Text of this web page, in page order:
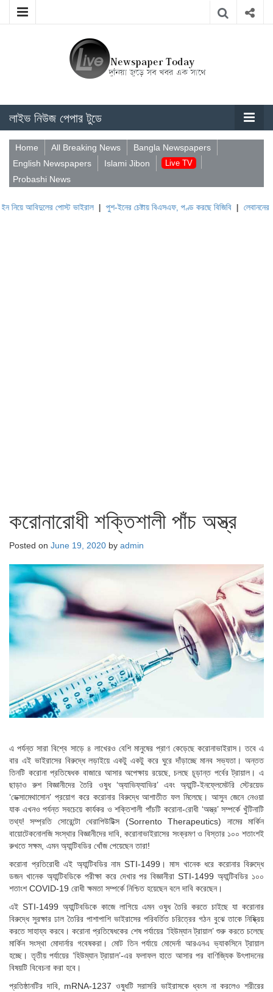
লাইভ নিউজ পেপার টুডে
Home All Breaking News
Bangla Newspapers
English Newspapers
Islami Jibon Live TV
Probashi News
পোস্ট ভাইরাল|পুশ-ইনের চেষ্টায় বিএসএফ, পণ্ড করছে বিজিবি|লেবাননের ঐতিহাসিক
করোনারোধী শক্তিশালী পাঁচ অস্ত্র
Posted on June 19, 2020 by admin
এ পর্যন্ত সারা বিশ্বে সাড়ে ৪ লাখেরও বেশি মানুষের প্রাণ কেড়েছে করোনাভাইরাস। তবে এ
বার এই ভাইরাসের বিরুদ্ধে লড়াইয়ে একটু একটু করে ঘুরে দাঁড়াচ্ছে মানব সভ্যতা। অন্তত
তিনটি করোনা প্রতিষেধক বাজারে আসার অপেক্ষায় রয়েছে, চলছে চূড়ান্ত পর্বের ট্রায়াল। এ
ছাড়াও রুশ বিজ্ঞানীদের তৈরি ওষুধ ‘অ্যাভিফ্যাভির’ এবং অ্যান্টি-ইনফ্লেমেটরি স্টেরয়েড
‘ডেক্সামেথাসোন’ প্রয়োগ করে করোনার বিরুদ্ধে আশাতীত ফল মিলেছে। আসুন জেনে নেওয়া
যাক এখনও পর্যন্ত সবচেয়ে কার্যকর ও শক্তিশালী পাঁচটি করোনা-রোধী ‘অস্ত্র’ সম্পর্কে খুঁটিনাটি
তথ্য! সম্প্রতি সোরেন্টো থেরাপিউটিক্স (Sorrento Therapeutics) নামের মার্কিন
বায়োটেকনোলজি সংস্থার বিজ্ঞানীদের দাবি, করোনাভাইরাসের সংক্রমণ ও বিস্তার ১০০ শতাংশই
রুখতে সক্ষম, এমন অ্যান্টিবডির খোঁজ পেয়েছেন তারা!
করোনা প্রতিরোধী এই অ্যান্টিবডির নাম STI-1499। মাস খানেক ধরে করোনার বিরুদ্ধে
ডজন খানেক অ্যান্টিবডিকে পরীক্ষা করে দেখার পর বিজ্ঞানীরা STI-1499 অ্যান্টিবডির ১০০
শতাংশ COVID-19 রোধী ক্ষমতা সম্পর্কে নিশ্চিত হয়েছেন বলে দাবি করেছেন।
এই STI-1499 অ্যান্টিবডিকে কাজে লাগিয়ে এমন ওষুধ তৈরি করতে চাইছে যা করোনার
বিরুদ্ধে সুরক্ষার ঢাল তৈরির পাশাপাশি ভাইরাসের পরিবর্তিত চরিত্রের গঠন বুঝে তাকে নিষ্ক্রিয়
করতে সাহায্য করবে। করোনা প্রতিষেধকের শেষ পর্যায়ের ‘হিউম্যান ট্রায়াল’ শুরু করতে চলেছে
মার্কিন সংস্থা মোদার্নার গবেষকরা। মোট তিন পর্যায়ে মোদের্না আরএনএ ভ্যাকসিনে ট্রায়াল
হচ্ছে। তৃতীয় পর্যায়ের ‘হিউম্যান ট্রায়াল’-এর ফলাফল হাতে আসার পর বাণিজ্যিক উৎপাদনের
বিষয়টি বিবেচনা করা হবে।
প্রতিষ্ঠানটির দাবি, mRNA-1237 ওষুধটি সরাসরি ভাইরাসকে ধ্বংস না করলেও শরীরের